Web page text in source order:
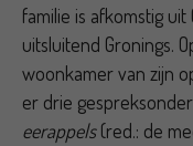
familie is afkomstig
uitsluitend Gronings.
woonkamer van zijn
er drie
eerappels(red.: de